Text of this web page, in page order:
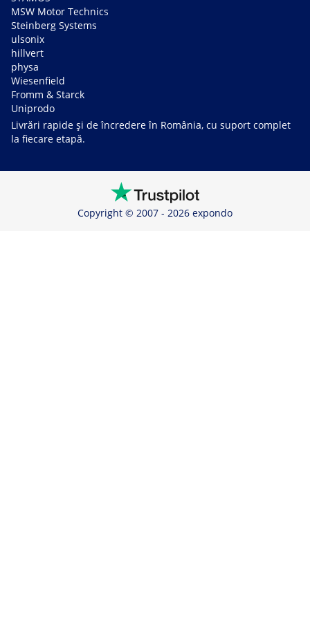
MSW Motor Technics
Steinberg Systems
ulsonix
hillvert
physa
Wiesenfield
Fromm & Starck
Uniprodo
Livrări rapide și de încredere în România, cu suport complet
la fiecare etapă.
Copyright © 2007 - 2026 expondo